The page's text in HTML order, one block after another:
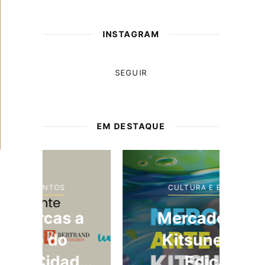
INSTAGRAM
SEGUIR
EM DESTAQUE
CULTURA E EVENTOS
Mercado Arte
Kitsune – 5.ª